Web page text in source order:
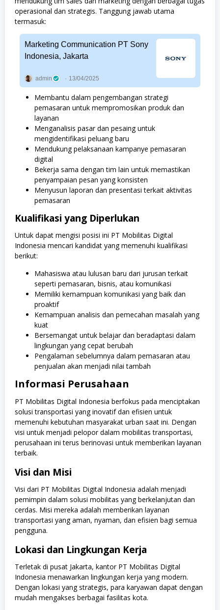
operasional dan strategis. Tanggung jawab utama
termasuk:
Marketing Communication PT Sony
Indonesia, Jakarta
admin 13/04/2025
Membantu dalam pengembangan strategi
pemasaran untuk mempromosikan produk dan
layanan
Menganalisis pasar dan pesaing untuk
mengidentifikasi peluang baru
Mendukung pelaksanaan kampanye pemasaran
digital
Bekerja sama dengan tim lain untuk memastikan
penyampaian pesan yang konsisten
Menyusun laporan dan presentasi terkait aktivitas
pemasaran
Kualifikasi yang Diperlukan
Untuk dapat mengisi posisi ini PT Mobilitas Digital
Indonesia mencari kandidat yang memenuhi kualifikasi
berikut:
Mahasiswa atau lulusan baru dari jurusan terkait
seperti pemasaran, bisnis, atau komunikasi
Memiliki kemampuan komunikasi yang baik dan
proaktif
Kemampuan analisis dan pemecahan masalah yang
kuat
Bersemangat untuk belajar dan beradaptasi dalam
lingkungan yang cepat berubah
Pengalaman sebelumnya dalam pemasaran atau
penjualan akan menjadi nilai tambah
Informasi Perusahaan
PT Mobilitas Digital Indonesia berfokus pada menciptakan
solusi transportasi yang inovatif dan efisien untuk
memenuhi kebutuhan masyarakat urban saat ini. Dengan
visi untuk menjadi pelopor dalam mobilitas transportasi,
perusahaan ini terus berinovasi untuk memberikan layanan
terbaik.
Visi dan Misi
Visi dari PT Mobilitas Digital Indonesia adalah menjadi
pemimpin dalam solusi mobilitas yang berkelanjutan dan
cerdas. Misi mereka adalah memberikan layanan
transportasi yang aman, nyaman, dan efisien bagi semua
pengguna.
Lokasi dan Lingkungan Kerja
Terletak di pusat Jakarta, kantor PT Mobilitas Digital
Indonesia menawarkan lingkungan kerja yang modern.
Dengan lokasi yang strategis, para karyawan dapat dengan
mudah mengakses berbagai fasilitas kota.